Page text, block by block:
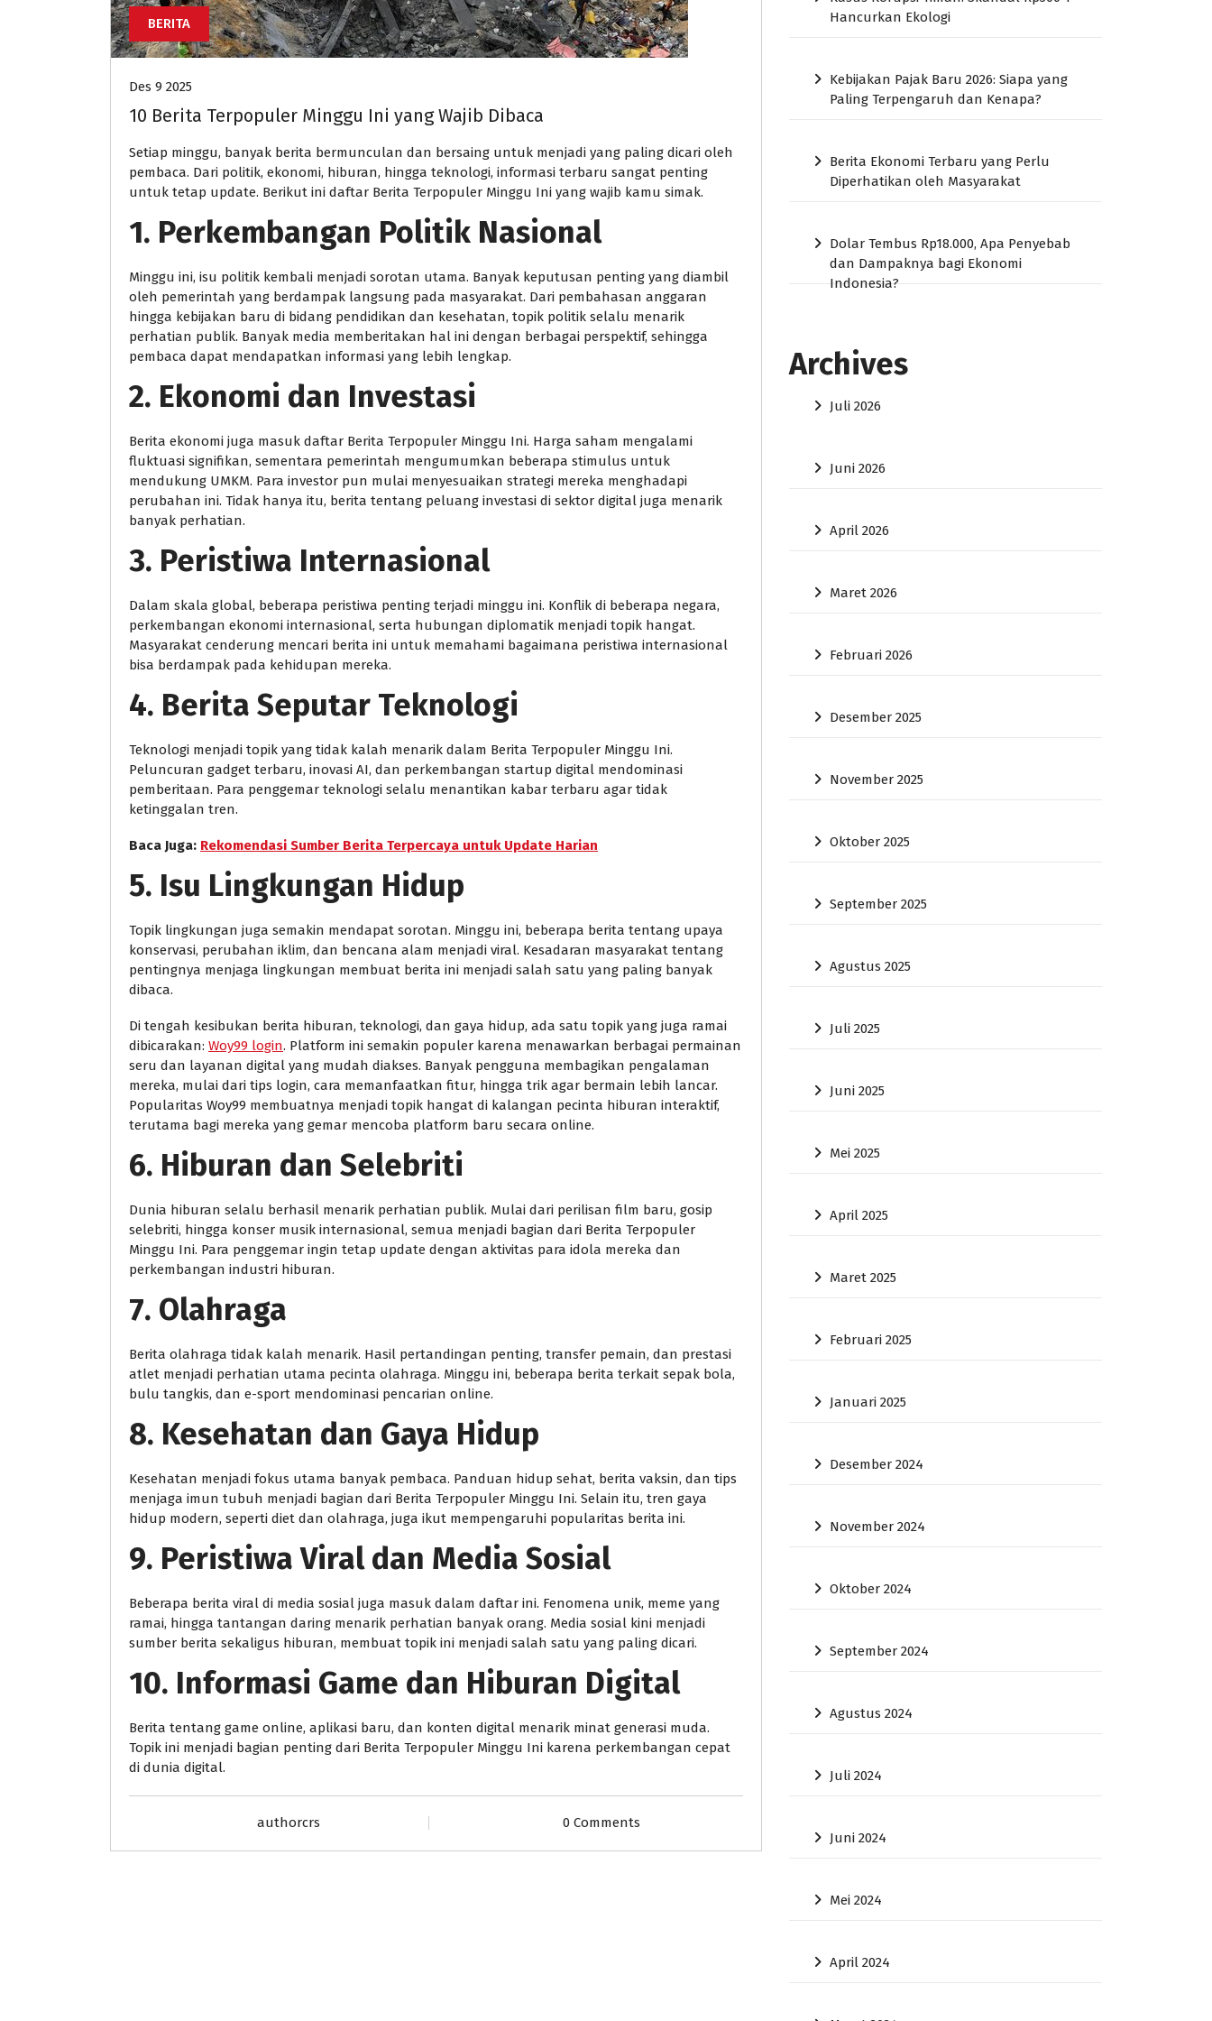
BERITA
Des 9 2025
10 Berita Terpopuler Minggu Ini yang Wajib Dibaca
Setiap minggu, banyak berita bermunculan dan bersaing untuk menjadi yang paling dicari oleh
pembaca. Dari politik, ekonomi, hiburan, hingga teknologi, informasi terbaru sangat penting
untuk tetap update. Berikut ini daftar Berita Terpopuler Minggu Ini yang wajib kamu simak.
1. Perkembangan Politik Nasional
Minggu ini, isu politik kembali menjadi sorotan utama. Banyak keputusan penting yang diambil
oleh pemerintah yang berdampak langsung pada masyarakat. Dari pembahasan anggaran
hingga kebijakan baru di bidang pendidikan dan kesehatan, topik politik selalu menarik
perhatian publik. Banyak media memberitakan hal ini dengan berbagai perspektif, sehingga
pembaca dapat mendapatkan informasi yang lebih lengkap.
2. Ekonomi dan Investasi
Berita ekonomi juga masuk daftar Berita Terpopuler Minggu Ini. Harga saham mengalami
fluktuasi signifikan, sementara pemerintah mengumumkan beberapa stimulus untuk
mendukung UMKM. Para investor pun mulai menyesuaikan strategi mereka menghadapi
perubahan ini. Tidak hanya itu, berita tentang peluang investasi di sektor digital juga menarik
banyak perhatian.
3. Peristiwa Internasional
Dalam skala global, beberapa peristiwa penting terjadi minggu ini. Konflik di beberapa negara,
perkembangan ekonomi internasional, serta hubungan diplomatik menjadi topik hangat.
Masyarakat cenderung mencari berita ini untuk memahami bagaimana peristiwa internasional
bisa berdampak pada kehidupan mereka.
4. Berita Seputar Teknologi
Teknologi menjadi topik yang tidak kalah menarik dalam Berita Terpopuler Minggu Ini.
Peluncuran gadget terbaru, inovasi AI, dan perkembangan startup digital mendominasi
pemberitaan. Para penggemar teknologi selalu menantikan kabar terbaru agar tidak
ketinggalan tren.
Baca Juga: Rekomendasi Sumber Berita Terpercaya untuk Update Harian
5. Isu Lingkungan Hidup
Topik lingkungan juga semakin mendapat sorotan. Minggu ini, beberapa berita tentang upaya
konservasi, perubahan iklim, dan bencana alam menjadi viral. Kesadaran masyarakat tentang
pentingnya menjaga lingkungan membuat berita ini menjadi salah satu yang paling banyak
dibaca.
Di tengah kesibukan berita hiburan, teknologi, dan gaya hidup, ada satu topik yang juga ramai
dibicarakan: Woy99 login. Platform ini semakin populer karena menawarkan berbagai permainan
seru dan layanan digital yang mudah diakses. Banyak pengguna membagikan pengalaman
mereka, mulai dari tips login, cara memanfaatkan fitur, hingga trik agar bermain lebih lancar.
Popularitas Woy99 membuatnya menjadi topik hangat di kalangan pecinta hiburan interaktif,
terutama bagi mereka yang gemar mencoba platform baru secara online.
6. Hiburan dan Selebriti
Dunia hiburan selalu berhasil menarik perhatian publik. Mulai dari perilisan film baru, gosip
selebriti, hingga konser musik internasional, semua menjadi bagian dari Berita Terpopuler
Minggu Ini. Para penggemar ingin tetap update dengan aktivitas para idola mereka dan
perkembangan industri hiburan.
7. Olahraga
Berita olahraga tidak kalah menarik. Hasil pertandingan penting, transfer pemain, dan prestasi
atlet menjadi perhatian utama pecinta olahraga. Minggu ini, beberapa berita terkait sepak bola,
bulu tangkis, dan e-sport mendominasi pencarian online.
8. Kesehatan dan Gaya Hidup
Kesehatan menjadi fokus utama banyak pembaca. Panduan hidup sehat, berita vaksin, dan tips
menjaga imun tubuh menjadi bagian dari Berita Terpopuler Minggu Ini. Selain itu, tren gaya
hidup modern, seperti diet dan olahraga, juga ikut mempengaruhi popularitas berita ini.
9. Peristiwa Viral dan Media Sosial
Beberapa berita viral di media sosial juga masuk dalam daftar ini. Fenomena unik, meme yang
ramai, hingga tantangan daring menarik perhatian banyak orang. Media sosial kini menjadi
sumber berita sekaligus hiburan, membuat topik ini menjadi salah satu yang paling dicari.
10. Informasi Game dan Hiburan Digital
Berita tentang game online, aplikasi baru, dan konten digital menarik minat generasi muda.
Topik ini menjadi bagian penting dari Berita Terpopuler Minggu Ini karena perkembangan cepat
di dunia digital.
authorcrs 0 Comments
Hancurkan Ekologi
Kebijakan Pajak Baru 2026: Siapa yang
Paling Terpengaruh dan Kenapa?
Berita Ekonomi Terbaru yang Perlu
Diperhatikan oleh Masyarakat
Dolar Tembus Rp18.000, Apa Penyebab
dan Dampaknya bagi Ekonomi
Indonesia?
Archives
Juli 2026
Juni 2026
April 2026
Maret 2026
Februari 2026
Desember 2025
November 2025
Oktober 2025
September 2025
Agustus 2025
Juli 2025
Juni 2025
Mei 2025
April 2025
Maret 2025
Februari 2025
Januari 2025
Desember 2024
November 2024
Oktober 2024
September 2024
Agustus 2024
Juli 2024
Juni 2024
Mei 2024
April 2024